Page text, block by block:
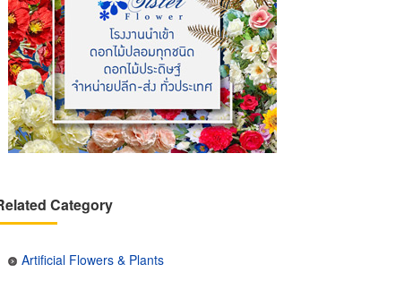
Category
Artificial Flowers & Plants